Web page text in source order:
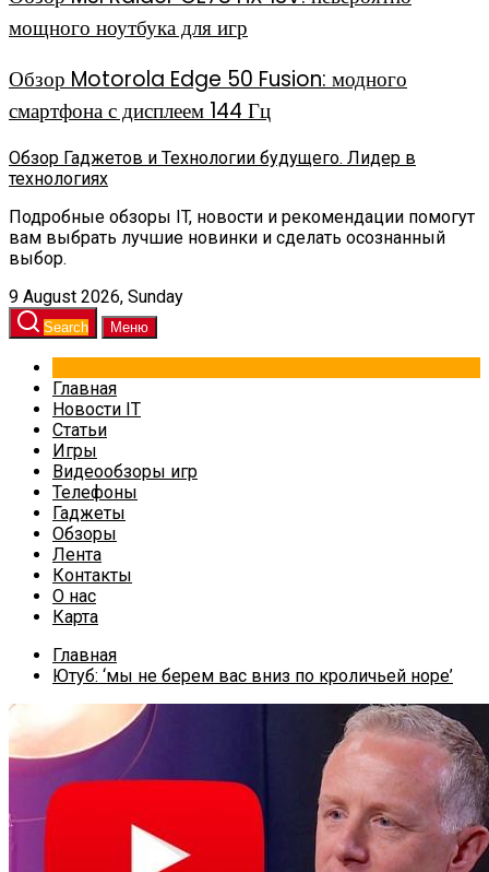
мощного ноутбука для игр
Обзор Motorola Edge 50 Fusion: модного
смартфона с дисплеем 144 Гц
Обзор Гаджетов и Технологии будущего. Лидер в
технологиях
Подробные обзоры IT, новости и рекомендации помогут
вам выбрать лучшие новинки и сделать осознанный
выбор.
9 August 2026, Sunday
Search Меню
Главная
Новости IT
Статьи
Игры
Видеообзоры игр
Телефоны
Гаджеты
Обзоры
Лента
Контакты
О нас
Карта
Главная
Ютуб: ‘мы не берем вас вниз по кроличьей норе’